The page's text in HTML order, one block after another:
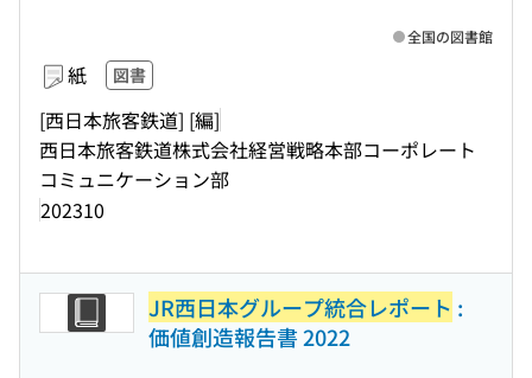
紙 図書
[西日本旅客鉄道] [編]
西日本旅客鉄道株式会社経営戦略本部コーポレート
コミュニケーション部
202310
全国の図書館
JR西日本グループ統合レポート :
価値創造報告書 2022